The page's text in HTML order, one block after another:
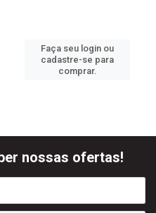
Faça seu login ou
cadastre-se para
comprar.
nossas ofertas!